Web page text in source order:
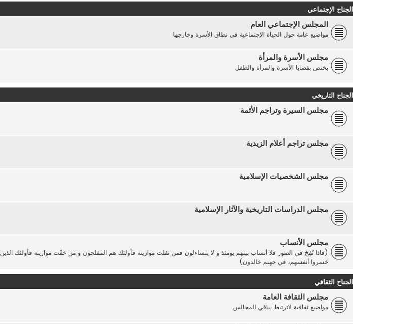
الجناح الإجتماعي
المجلس الإجتماعي العام
مواضيع عامة حول الحياة الإجتماعية في نطاق الأسرة وخارجها
مجلس الأسرة والمرأة
يختص بقضايا الأسرة والمرأة والطفل
الجناح التاريخي
مجلس السيرة وتراجم الأئمة
مجلس تراجم أعلام الزيدية
مجلس الشخصيات الإسلامية
مجلس الدراسات التاريخية والآثار الإسلامية
مجلس الأنساب
(فاذا نُفِخ في الصور فلا أنساب بينهم يومئذ و لا يتساءلون فمن ثقلت موازينه فأولئك هم المفلحون و من خفّت موازينه فأولئك الذين
خسروا أنفسهم، في جهنم خالدون)
الجناح الثقافي
مجلس الثقافة العامة
مواضيع ثقافية لاترتبط بباقي المجالس